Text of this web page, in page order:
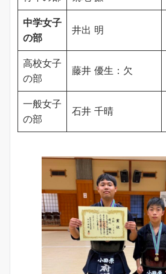
中学女子
の部
井出 明
高校女子
の部
藤井 優生：欠
一般女子
の部
石井 千晴